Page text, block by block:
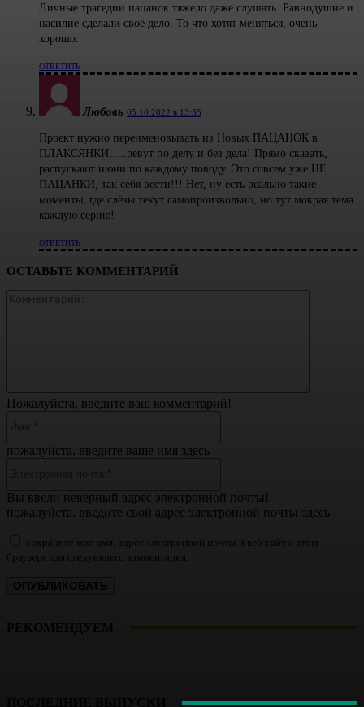
Личные трагедии пацанок тяжело даже слушать. Равнодушие и
насилие сделали своё дело. То что хотят меняться, очень
хорошо.
ОТВЕТИТЬ
Любовь 05.10.2022 в 13:35
Проект нужно переименовывать из Новых ПАЦАНОК в
ПЛАКСЯНКИ…..ревут по делу и без дела! Прямо сказать,
распускают нюни по каждому поводу. Это совсем уже НЕ
ПАЦАНКИ, так себя вести!!! Нет, ну есть реально такие
моменты, где слёзы текут самопроизвольно, но тут мокрая тема
каждую серию!
ОТВЕТИТЬ
ОСТАВЬТЕ КОММЕНТАРИЙ
Пожалуйста, введите ваш комментарий!
пожалуйста, введите ваше имя здесь
Вы ввели неверный адрес электронной почты!
пожалуйста, введите свой адрес электронной почты здесь
сохраните мое имя, адрес электронной почты и веб-сайт в этом
браузере для следующего комментария.